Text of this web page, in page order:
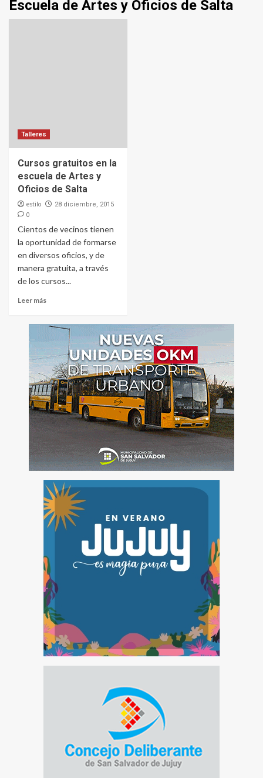
Escuela de Artes y Oficios de Salta
Talleres
Cursos gratuitos en la
escuela de Artes y
Oficios de Salta
estilo 28 diciembre, 2015
0
Cientos de vecinos tienen
la oportunidad de formarse
en diversos oficios, y de
manera gratuita, a través
de los cursos...
Leer más